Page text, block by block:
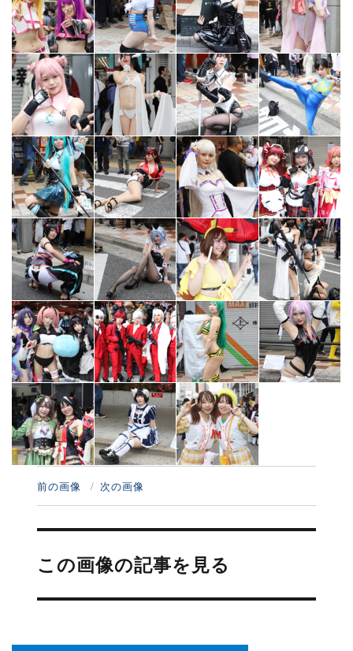
前の画像 次の画像
投
ナ
ビ
ー
この画像の記事を見る